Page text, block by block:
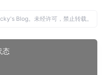
Blog。未经许可，禁止转载。
态